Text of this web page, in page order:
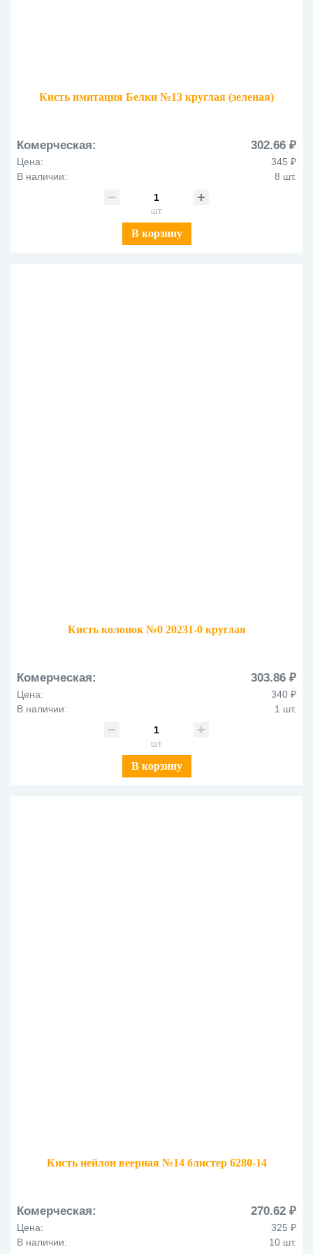
Кисть имитация Белки №13 круглая (зеленая)
Комерческая: 302.66 ₽
Цена:
345 ₽
В наличии:
8 шт.
шт
В корзину
Кисть колонок №0 20231-0 круглая
Комерческая: 303.86 ₽
Цена:
340 ₽
В наличии:
1 шт.
шт
В корзину
Кисть нейлон веерная №14 блистер 6280-14
Комерческая: 270.62 ₽
Цена:
325 ₽
В наличии:
10 шт.